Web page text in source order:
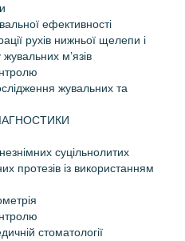
ефективності
рухів нижньої щелепи і
м’язів
жувальних та
суцільнолитих
протезів із використанням
стоматології